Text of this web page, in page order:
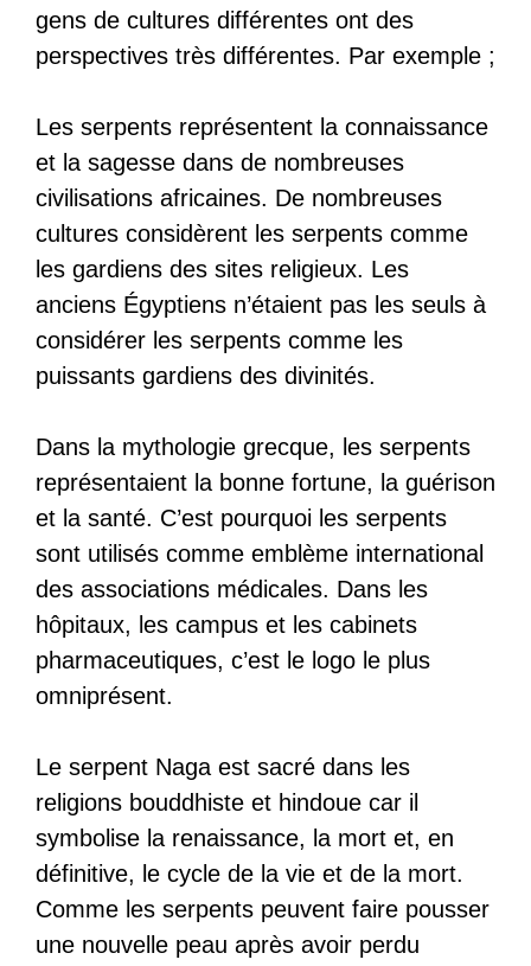
gens de cultures différentes ont des
perspectives très différentes. Par exemple ;
Les serpents représentent la connaissance
et la sagesse dans de nombreuses
civilisations africaines. De nombreuses
cultures considèrent les serpents comme
les gardiens des sites religieux. Les
anciens Égyptiens n’étaient pas les seuls à
considérer les serpents comme les
puissants gardiens des divinités.
Dans la mythologie grecque, les serpents
représentaient la bonne fortune, la guérison
et la santé. C’est pourquoi les serpents
sont utilisés comme emblème international
des associations médicales. Dans les
hôpitaux, les campus et les cabinets
pharmaceutiques, c’est le logo le plus
omniprésent.
Le serpent Naga est sacré dans les
religions bouddhiste et hindoue car il
symbolise la renaissance, la mort et, en
définitive, le cycle de la vie et de la mort.
Comme les serpents peuvent faire pousser
une nouvelle peau après avoir perdu